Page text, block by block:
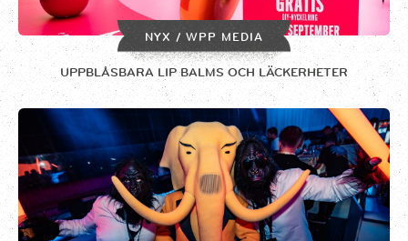
NYX / WPP MEDIA
UPPBLÅSBARA LIP BALMS OCH LÄCKERHETER